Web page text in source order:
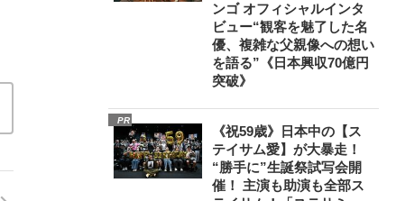
ンゴ オフィシャルインタ
ビュー“観客を魅了した名
優、複雑な父親像への想い
を語る”《日本興収70億円
突破》
PR
《祝59歳》日本中の【ス
テイサム愛】が大暴走！
“勝手に”生誕祭試写会開
催！ 主演も助演も全部ス